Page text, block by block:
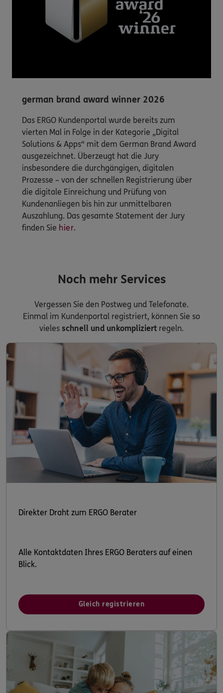
german brand award winner 2026
Das ERGO Kundenportal wurde bereits zum
vierten Mal in Folge in der Kategorie „Digital
Solutions & Apps“ mit dem German Brand Award
ausgezeichnet. Überzeugt hat die Jury
insbesondere die durchgängigen, digitalen
Prozesse – von der schnellen Registrierung über
die digitale Einreichung und Prüfung von
Kundenanliegen bis hin zur unmittelbaren
Auszahlung. Das gesamte Statement der Jury
finden Sie hier.
Noch mehr Services
Vergessen Sie den Postweg und Telefonate.
Einmal im Kundenportal registriert, können Sie so
vieles schnell und unkompliziert regeln.
Direkter Draht zum ERGO Berater
Alle Kontaktdaten Ihres ERGO Beraters auf einen
Blick.
Gleich registrieren